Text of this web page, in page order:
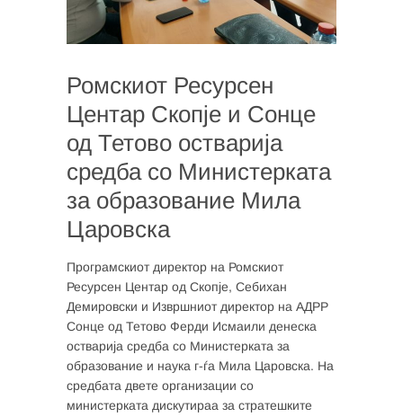
Ромскиот Ресурсен
Центар Скопје и Сонце
од Тетово остварија
средба со Министерката
за образование Мила
Царовска
Програмскиот директор на Ромскиот
Ресурсен Центар од Скопје, Себихан
Демировски и Извршниот директор на АДРР
Сонце од Тетово Ферди Исмаили денеска
остварија средба со Министерката за
образование и наука г-ѓа Мила Царовска. На
средбата двете организации со
министерката дискутираа за стратешките